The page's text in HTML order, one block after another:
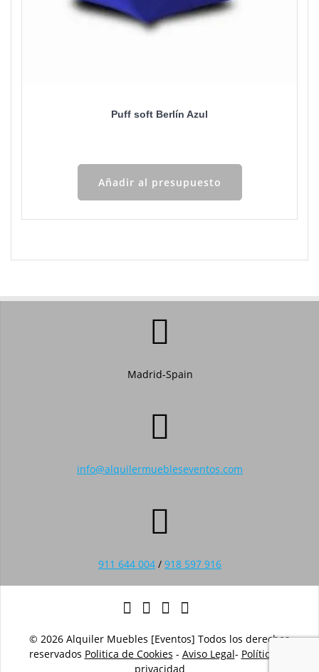
Puff soft Berlín Azul
Añadir al presupuesto
Madrid-Spain
info@alquilermuebleseventos.com
911 644 004 / 918 597 916
© 2026 Alquiler Muebles [Eventos] Todos los derechos
reservados Politica de Cookies - Aviso Legal- Política de
privacidad